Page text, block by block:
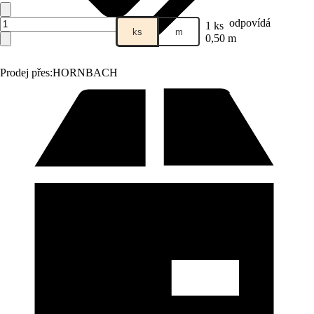
Prodej přes:HORNBACH
ks m 1 ks odpovídá
0,50 m